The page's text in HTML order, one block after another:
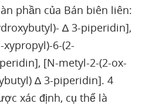
phần của Bán biên liên:
∆ 3-piperidin],
6-(2-
[N-metyl-2-(2-ox-
∆ 3-piperidin]. 4
xác định, cụ thể là